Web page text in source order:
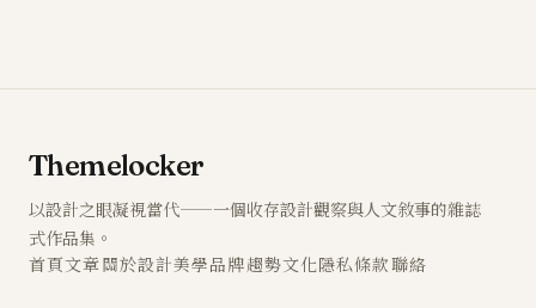
Themelocker
以設計之眼凝視當代——一個收存設計觀察與人文敘事的雜誌
式作品集。
首頁文章關於設計美學品牌趨勢文化隱私條款聯絡